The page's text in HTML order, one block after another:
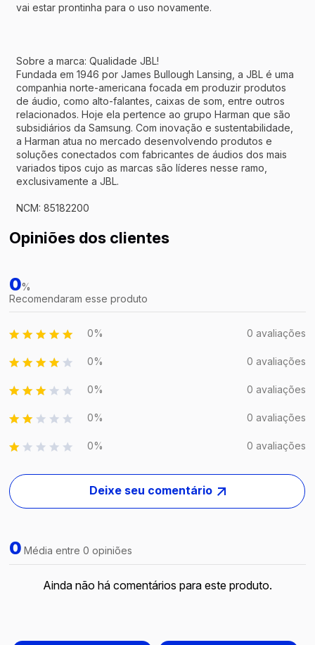
vai estar prontinha para o uso novamente.
Sobre a marca: Qualidade JBL!
Fundada em 1946 por James Bullough Lansing, a JBL é uma
companhia norte-americana focada em produzir produtos
de áudio, como alto-falantes, caixas de som, entre outros
relacionados. Hoje ela pertence ao grupo Harman que são
subsidiários da Samsung. Com inovação e sustentabilidade,
a Harman atua no mercado desenvolvendo produtos e
soluções conectados com fabricantes de áudios dos mais
variados tipos cujo as marcas são líderes nesse ramo,
exclusivamente a JBL.
NCM: 85182200
Opiniões dos clientes
0 Média entre 0 opiniões
Ainda não há comentários para este produto.
0%
Recomendaram esse produto
0% 0 avaliações
0% 0 avaliações
0% 0 avaliações
0% 0 avaliações
0% 0 avaliações
Deixe seu comentário